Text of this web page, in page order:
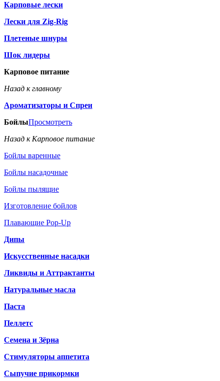
Карповые лески
Лески для Zig-Rig
Плетеные шнуры
Шок лидеры
Карповое питание
Назад к главному
Ароматизаторы и Спреи
БойлыПросмотреть
Назад к Карповое питание
Бойлы варенные
Бойлы насадочные
Бойлы пылящие
Изготовление бойлов
Плавающие Pop-Up
Дипы
Искусственные насадки
Ликвиды и Аттрактанты
Натуральные масла
Паста
Пеллетс
Семена и Зёрна
Стимуляторы аппетита
Сыпучие прикормки